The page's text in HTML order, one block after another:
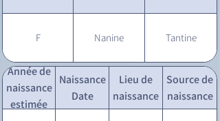
F Nanine Tantine
Année de
naissance
estimée
Naissance
Date
Lieu de
naissance
Source de
naissance